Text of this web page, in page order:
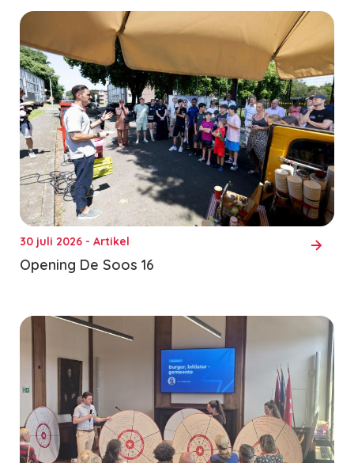
30 juli 2026 - Artikel
Opening De Soos 16